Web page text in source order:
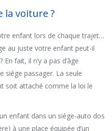
la voiture ?
enfant lors de chaque trajet…
au juste votre enfant peut-il
En fait, il n’y a pas d’âge
siège passager. La seule
soit attaché comme la loi le
enfant dans un siège-auto dos
à une place équipée d’un